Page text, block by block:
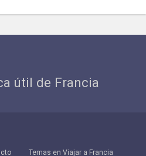
útil de Francia
Temas en Viajar a Francia